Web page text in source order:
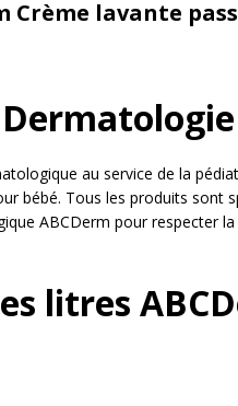
Crème lavante
au service de la
bébé. Tous les produits sont
ABCDerm pour respecter
litres